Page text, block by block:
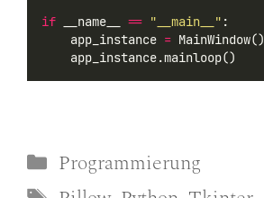
if __name__ == "__main__" :
    app_instance
= MainWindow()
    app_instance.mainloop()
Kategorien
Programmierung